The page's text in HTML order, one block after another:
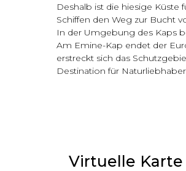
Deshalb ist die hiesige Küste
Schiffen den Weg zur Bucht
In der Umgebung des Kaps
Am Emine-Kap endet der
erstreckt sich das
Destination für
Virtuelle Karte​